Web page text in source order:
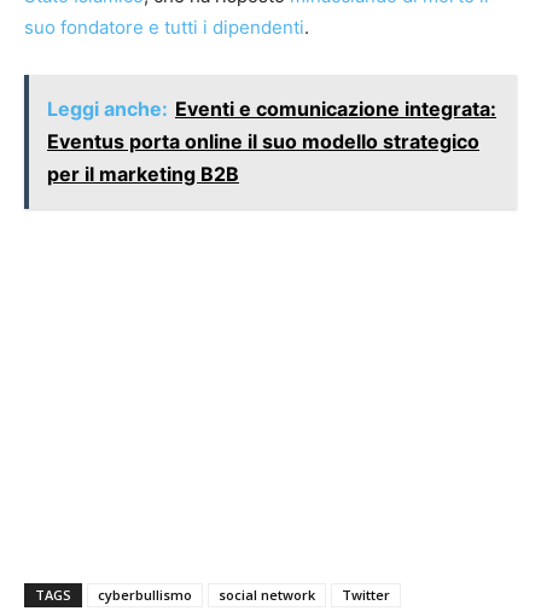
suo fondatore e tutti i dipendenti.
Leggi anche: Eventi e comunicazione integrata:
Eventus porta online il suo modello strategico
per il marketing B2B
TAGS cyberbullismo social network Twitter